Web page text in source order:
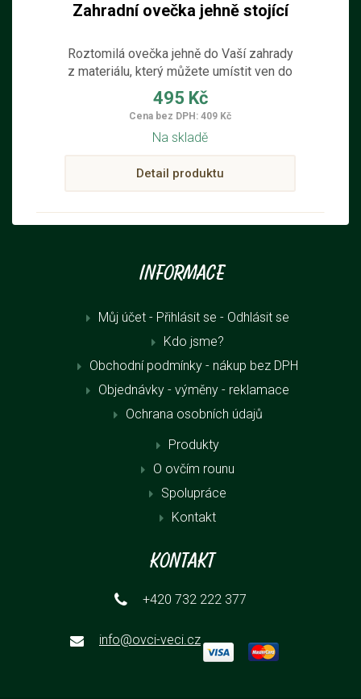
Zahradní ovečka jehně stojící
Roztomilá ovečka jehně do Vaší zahrady
z materiálu, který můžete umístit ven do
zahrádky nebo na skalku.
495 Kč
Cena bez DPH: 409 Kč
Na skladě
Detail produktu
Informace
Můj účet - Přihlásit se - Odhlásit se
Kdo jsme?
Obchodní podmínky - nákup bez DPH
Objednávky - výměny - reklamace
Ochrana osobních údajů
Produkty
O ovčím rounu
Spolupráce
Kontakt
Kontakt
+420 732 222 377
info@ovci-veci.cz